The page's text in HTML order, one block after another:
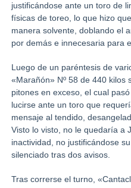
justificándose ante un toro de
físicas de toreo, lo que hizo
manera solvente, doblando el
por demás e innecesaria para
Luego de un paréntesis de
«Marañón» Nº 58 de 440 kilos
pitones en exceso, el cual
lucirse ante un toro que
mensaje al tendido,
Visto lo visto, no le quedaría a
inactividad, no justificándose
silenciado tras dos avisos.
Tras correrse el turno,